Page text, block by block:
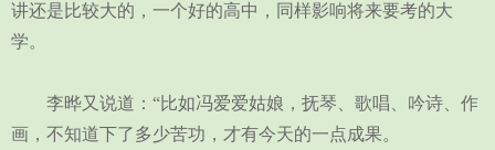
讲还是比较大的，一个好的高中，同样影响将来要考的大
学。
李晔又说道：“比如冯爱爱姑娘，抚琴、歌唱、吟诗、作
画，不知道下了多少苦功，才有今天的一点成果。